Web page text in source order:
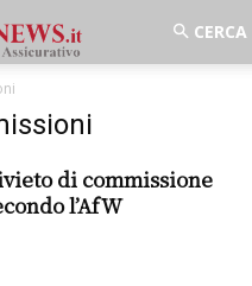
di commissione
l’AfW